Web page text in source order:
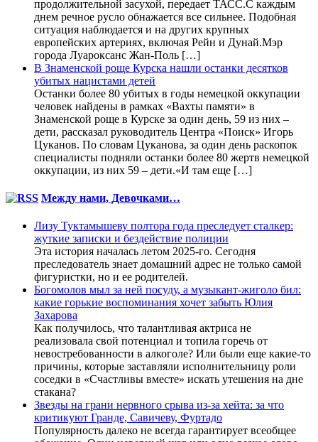
продолжительной засухой, передает ТАСС.С каждым
днем речное русло обнажается все сильнее. Подобная
ситуация наблюдается и на других крупных
европейских артериях, включая Рейн и Дунай.Мэр
города Луароксанс Жан-Поль […]
В Знаменской роще Курска нашли останки десятков
убитых нацистами детей
Останки более 80 убитых в годы немецкой оккупации
человек найдены в рамках «Вахты памяти» в
Знаменской роще в Курске за один день, 59 из них –
дети, рассказал руководитель Центра «Поиск» Игорь
Цуканов. По словам Цуканова, за один день раскопок
специалисты подняли останки более 80 жертв немецкой
оккупации, из них 59 – дети.«И там еще […]
Между нами, Девочками…
Лизу Туктамышеву полтора года преследует сталкер:
жуткие записки и бездействие полиции
Эта история началась летом 2025-го. Сегодня
преследователь знает домашний адрес не только самой
фигуристки, но и ее родителей.
Богомолов мыл за ней посуду, а музыкант-жиголо бил:
какие горькие воспоминания хочет забыть Юлия
Захарова
Как получилось, что талантливая актриса не
реализовала свой потенциал и топила горечь от
невостребованности в алкоголе? Или были еще какие-то
причины, которые заставляли исполнительницу роли
соседки в «Счастливы вместе» искать утешения на дне
стакана?
Звезды на грани нервного срыва из-за хейта: за что
критикуют Гранде, Савичеву, Фуртадо
Популярность далеко не всегда гарантирует всеобщее